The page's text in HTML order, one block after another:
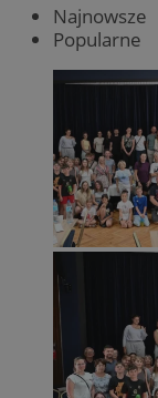
Najnowsze
Popularne